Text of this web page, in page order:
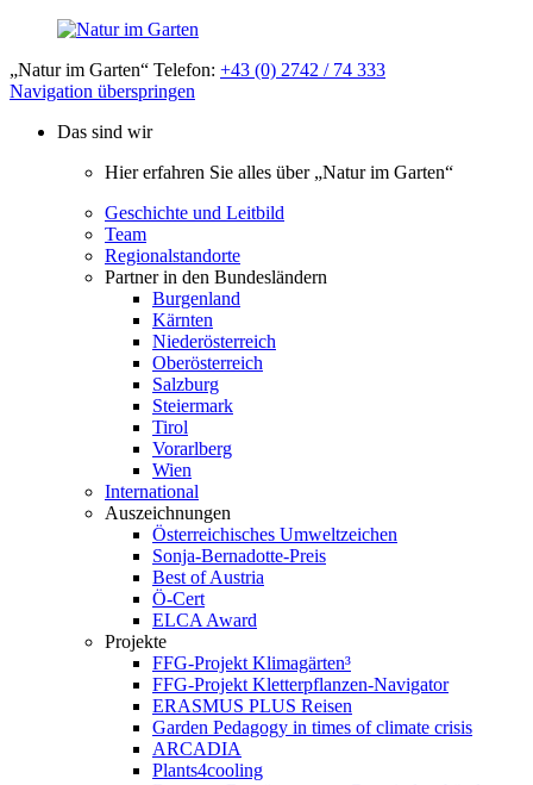
„Natur im Garten“ Telefon: +43 (0) 2742 / 74 333
Navigation überspringen
Das sind wir
Hier erfahren Sie alles über „Natur im Garten“
Geschichte und Leitbild
Team
Regionalstandorte
Partner in den Bundesländern
Burgenland
Kärnten
Niederösterreich
Oberösterreich
Salzburg
Steiermark
Tirol
Vorarlberg
Wien
International
Auszeichnungen
Österreichisches Umweltzeichen
Sonja-Bernadotte-Preis
Best of Austria
Ö-Cert
ELCA Award
Projekte
FFG-Projekt Klimagärten³
FFG-Projekt Kletterpflanzen-Navigator
ERASMUS PLUS Reisen
Garden Pedagogy in times of climate crisis
ARCADIA
Plants4cooling